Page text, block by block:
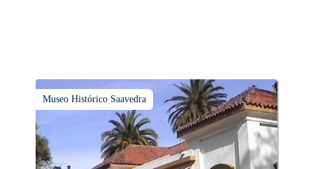
Museo Histórico Saavedra